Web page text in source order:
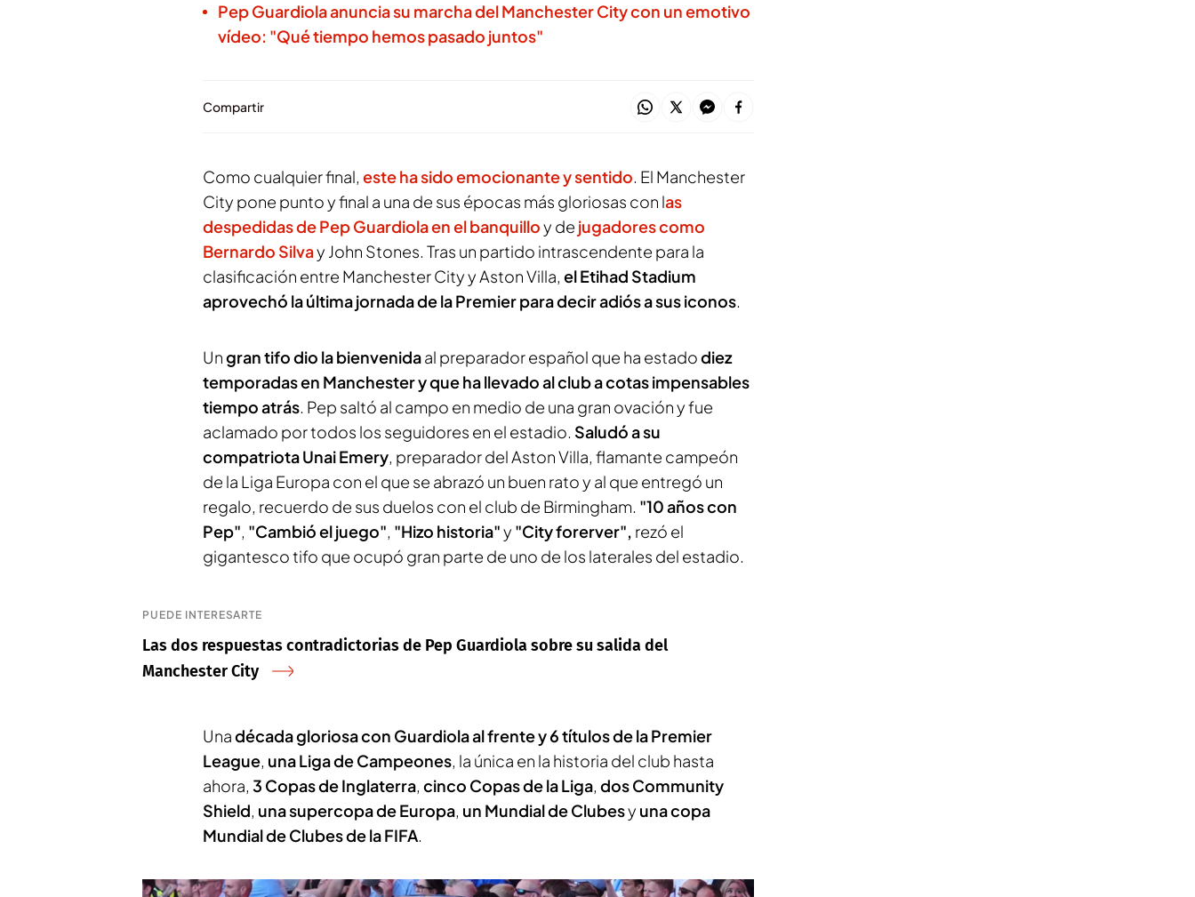
Pep Guardiola anuncia su marcha del Manchester City con un emotivo
vídeo: "Qué tiempo hemos pasado juntos"
Compartir
Como cualquier final, este ha sido emocionante y sentido. El Manchester
City pone punto y final a una de sus épocas más gloriosas con las
despedidas de Pep Guardiola en el banquilloy de jugadores como
Bernardo Silvay John Stones. Tras un partido intrascendente para la
clasificación entre Manchester City y Aston Villa, el Etihad Stadium
aprovechó la última jornada de la Premier para decir adiós a sus iconos.
Ungran tifo dio la bienvenidaal preparador español que ha estadodiez
temporadas en Manchester y que ha llevado al club a cotas impensables
tiempo atrás. Pep saltó al campo en medio de una gran ovación y fue
aclamado por todos los seguidores en el estadio. Saludó a su
compatriota Unai Emery, preparador del Aston Villa, flamante campeón
de la Liga Europa con el que se abrazó un buen rato y al que entregó un
regalo, recuerdo de sus duelos con el club de Birmingham. "10 años con
Pep", "Cambió el juego", "Hizo historia"y "City forerver", rezó el
gigantesco tifo que ocupó gran parte de uno de los laterales del estadio.
PUEDE INTERESARTE
Las dos respuestas contradictorias de Pep Guardiola sobre su salida del
Manchester City
Unadécada gloriosa con Guardiola al frente y 6 títulos de la Premier
League, una Liga de Campeones, la única en la historia del club hasta
ahora, 3 Copas de Inglaterra, cinco Copas de la Liga, dos Community
Shield, una supercopa de Europa, un Mundial de Clubesy una copa
Mundial de Clubes de la FIFA.